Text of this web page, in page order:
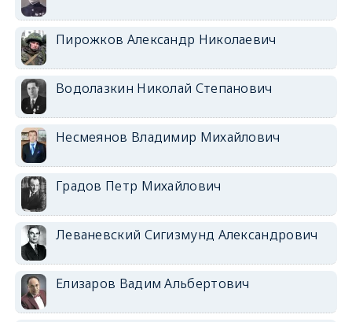
Пирожков Александр Николаевич
Водолазкин Николай Степанович
Несмеянов Владимир Михайлович
Градов Петр Михайлович
Леваневский Сигизмунд Александрович
Елизаров Вадим Альбертович